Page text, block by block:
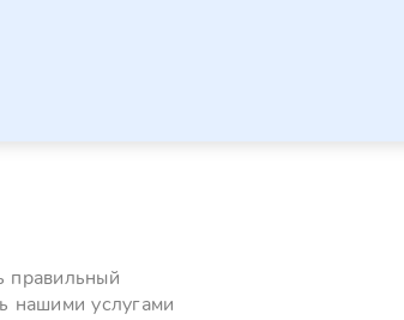
правильный
нашими услугами